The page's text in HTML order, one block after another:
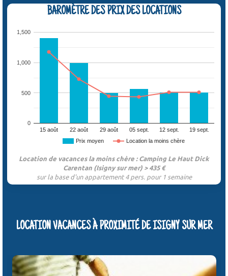
BAROMÈTRE DES PRIX DES LOCATIONS
Prix moyen Location la moins chère
15 août 22 août 29 août 05 sept. 12 sept. 19 sept.
0
500
1,000
1,500
Location de vacances la moins chère : Camping Le Haut Dick
Carentan (Isigny sur mer) > 435 €
sur la base d'un appartement 4 pers. pour 1 semaine
LOCATION VACANCES À PROXIMITÉ DE ISIGNY SUR MER